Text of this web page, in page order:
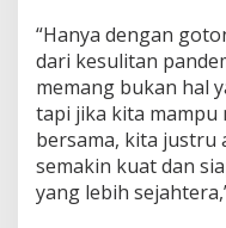
“Hanya dengan
dari kesulitan
memang bukan hal
tapi jika kita mampu
bersama, kita justru
semakin kuat dan
yang lebih